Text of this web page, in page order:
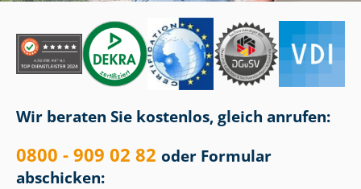
Wir beraten Sie kostenlos, gleich anrufen:
0800 - 909 02 82 oder Formular
abschicken: